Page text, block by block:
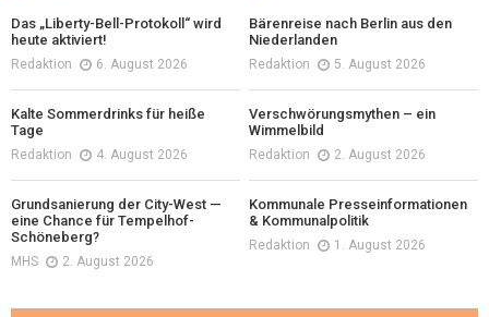
Das „Liberty-Bell-Protokoll“ wird
heute aktiviert!
Redaktion 6. August 2026
Bärenreise nach Berlin aus den
Niederlanden
Redaktion 5. August 2026
Kalte Sommerdrinks für heiße
Tage
Redaktion 4. August 2026
Verschwörungsmythen – ein
Wimmelbild
Redaktion 2. August 2026
Grundsanierung der City-West —
eine Chance für Tempelhof-
Schöneberg?
MHS 2. August 2026
Kommunale Presseinformationen
& Kommunalpolitik
Redaktion 1. August 2026